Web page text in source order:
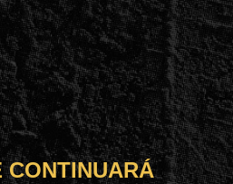
CONTINUARÁ